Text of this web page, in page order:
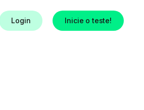
Login Inicie o teste!